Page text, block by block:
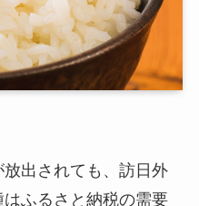
出されても、訪日外
ふるさと納税の需要